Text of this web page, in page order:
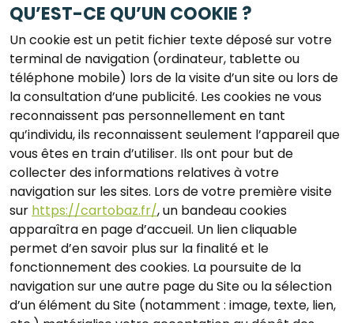
QU’EST-CE QU’UN COOKIE ?
Un cookie est un petit fichier texte déposé sur votre
terminal de navigation (ordinateur, tablette ou
téléphone mobile) lors de la visite d’un site ou lors de
la consultation d’une publicité. Les cookies ne vous
reconnaissent pas personnellement en tant
qu’individu, ils reconnaissent seulement l’appareil que
vous êtes en train d’utiliser. Ils ont pour but de
collecter des informations relatives à votre
navigation sur les sites. Lors de votre première visite
sur https://cartobaz.fr/, un bandeau cookies
apparaîtra en page d’accueil. Un lien cliquable
permet d’en savoir plus sur la finalité et le
fonctionnement des cookies. La poursuite de la
navigation sur une autre page du Site ou la sélection
d’un élément du Site (notamment : image, texte, lien,